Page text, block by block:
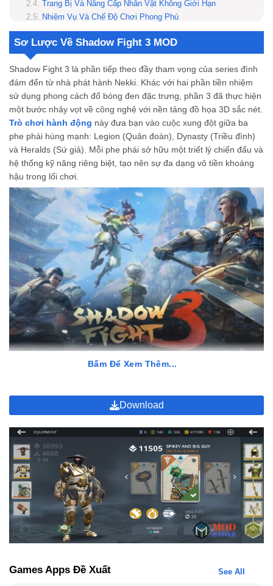
Trang Bị Và Nâng Cấp Nhân Vật Không Giới Hạn
Nhiệm Vụ Và Chế Độ Chơi Phong Phú
Những Đặc Quyền Tối Thượng Trên Bản Shadow Fight 3 MOD APK
Đánh Giá Ưu Điểm Và Hạn Chế Của Shadow Fight 3 MOD
Khẳng Định Bản Lĩnh Chiến Thần Cùng Shadow Fight 3
Shadow Fight 3 là gì?
Tựa game này có gì đặc biệt?
Shadow Fight 3 Mod là gì?
Sơ Lược Về Shadow Fight 3 MOD
Shadow Fight 3 là phần tiếp theo đầy tham vọng của series đình
đám đến từ nhà phát hành Nekki. Khác với hai phần tiền nhiệm
sử dụng phong cách đổ bóng đen đặc trưng, phần 3 đã thực hiện
một bước nhảy vọt về công nghệ với nền tảng đồ họa 3D sắc nét.
Trò chơi hành động này đưa bạn vào cuộc xung đột giữa ba
phe phái hùng mạnh: Legion (Quân đoàn), Dynasty (Triều đình)
và Heralds (Sứ giả). Mỗi phe phái sở hữu một triết lý chiến đấu và
hệ thống kỹ năng riêng biệt, tạo nên sự đa dạng vô tiền khoáng
hậu trong lối chơi.
được nâng cấp lên một tầm cao hoàn toàn mới. Phiên bản này
giúp người chơi giải phóng sức mạnh tối đa ngay từ những màn
chơi đầu tiên bằng cách cung cấp các tài nguyên không giới hạn.
Với tính năng hack vô hạn tiền, vàng và kim cương, bạn có thể
ngay lập tức sở hữu những thanh kiếm huyền thoại hoặc bộ giáp
cực phẩm mà không phải tốn hàng tháng trời tích lũy.
Nghệ Thuật Chiến Đấu Đỉnh Cao Của Shadow
Fight 3 MOD
Để trở thành bậc thầy võ thuật trong thế giới này, bạn cần thấu
hiểu sâu sắc cách thức vận hành của từng cơ chế chiến đấu.
Bấm Để Xem Thêm...
Download
Games Apps Đề Xuất See All